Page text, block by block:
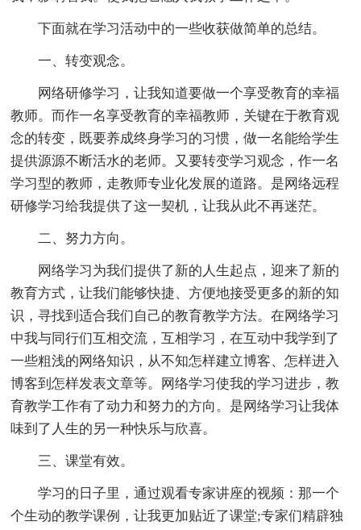
下面就在学习活动中的一些收获做简单的总结。
一、转变观念。
网络研修学习，让我知道要做一个享受教育的幸福
教师。而作一名享受教育的幸福教师，关键在于教育观
念的转变，既要养成终身学习的习惯，做一名能给学生
提供源源不断活水的老师。又要转变学习观念，作一名
学习型的教师，走教师专业化发展的道路。是网络远程
研修学习给我提供了这一契机，让我从此不再迷茫。
二、努力方向。
网络学习为我们提供了新的人生起点，迎来了新的
教育方式，让我们能够快捷、方便地接受更多的新的知
识，寻找到适合我们自己的教育教学方法。在网络学习
中我与同行们互相交流，互相学习，在互动中我学到了
一些粗浅的网络知识，从不知怎样建立博客、怎样进入
博客到怎样发表文章等。网络学习使我的学习进步，教
育教学工作有了动力和努力的方向。是网络学习让我体
味到了人生的另一种快乐与欣喜。
三、课堂有效。
学习的日子里，通过观看专家讲座的视频：那一个
个生动的教学课例，让我更加贴近了课堂;专家们精辟独